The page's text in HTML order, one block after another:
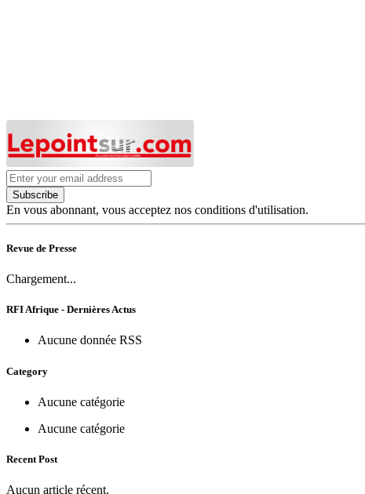
Subscribe
En vous abonnant, vous acceptez nos conditions d'utilisation.
Revue de Presse
Chargement...
RFI Afrique - Dernières Actus
Aucune donnée RSS
Category
Aucune catégorie
Aucune catégorie
Recent Post
Aucun article récent.